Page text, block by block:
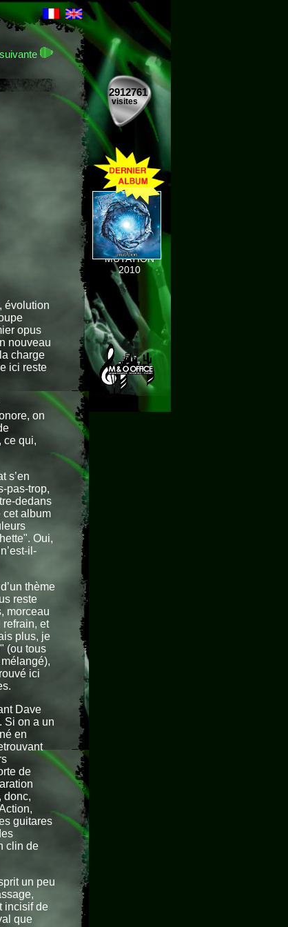
2912761
visites
MUTATION
2010
évolution
opus
nouveau
charge
ici reste
on
ce qui,
s’en
pas-trop,
dedans
cet album
Oui,
il-
thème
reste
morceau
refrain, et
plus, je
(ou tous
ici
Dave
Si on a un
en
de
donc,
guitares
clin de
un peu
incisif de
que